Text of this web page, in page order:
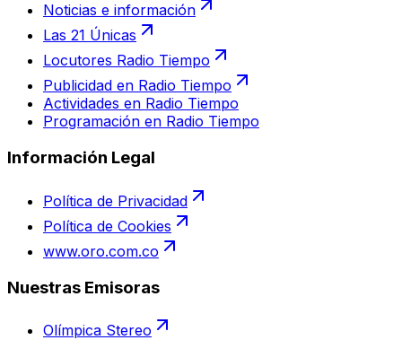
Noticias e información
Las 21 Únicas
Locutores Radio Tiempo
Publicidad en Radio Tiempo
Actividades en Radio Tiempo
Programación en Radio Tiempo
Información Legal
Política de Privacidad
Política de Cookies
www.oro.com.co
Nuestras Emisoras
Olímpica Stereo